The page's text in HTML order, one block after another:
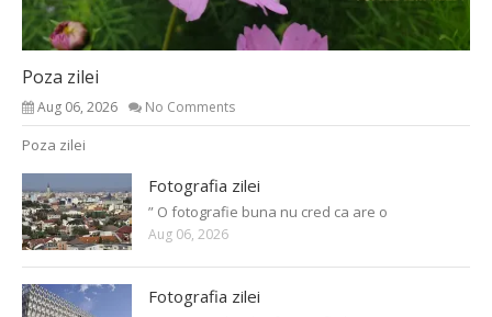
Poza zilei
Aug 06, 2026 No Comments
Poza zilei
Fotografia zilei
” O fotografie buna nu cred ca are o
Aug 06, 2026
Fotografia zilei